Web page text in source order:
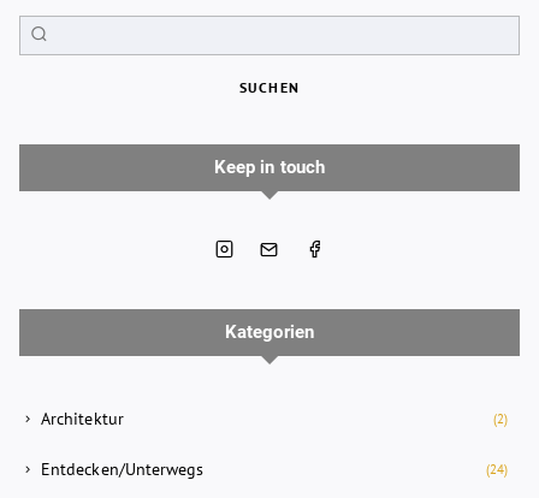
SUCHEN
Keep in touch
Kategorien
Architektur (2)
Entdecken/Unterwegs (24)